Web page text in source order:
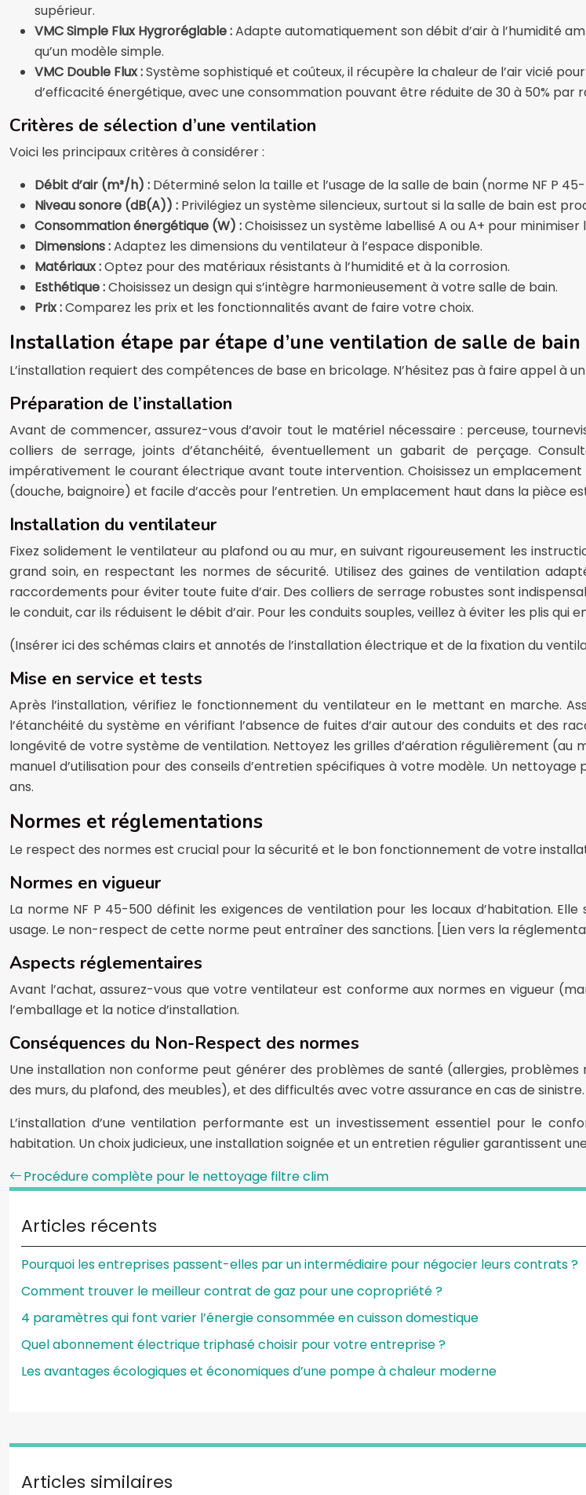
supérieur.
VMC Simple Flux Hygroréglable :Adapte automatiquement son débit d’air à l’humidité
qu’un modèle simple.
VMC Double Flux :Système sophistiqué et coûteux, il récupère la chaleur de l’air vicié
d’efficacité énergétique, avec une consommation pouvant être réduite de 30 à 50% par
Critères de sélection d’une ventilation
Voici les principaux critères à considérer :
Débit d’air (m³/h) : Déterminé selon la taille et l’usage de la salle de bain (norme NF P
Niveau sonore (dB(A)) : Privilégiez un système silencieux, surtout si la salle de bain est
Consommation énergétique (W) :Choisissez un système labellisé A ou A+ pour
Dimensions :Adaptez les dimensions du ventilateur à l’espace disponible.
Matériaux :Optez pour des matériaux résistants à l’humidité et à la corrosion.
Esthétique :Choisissez un design qui s’intègre harmonieusement à votre salle de bain.
Prix :Comparez les prix et les fonctionnalités avant de faire votre choix.
Installation étape par étape d’une ventilation de salle de bain
L’installation requiert des compétences de base en bricolage. N’hésitez pas à faire appel à
Préparation de l’installation
Avant de commencer, assurez-vous d’avoir tout le matériel nécessaire : perceuse,
colliers de serrage, joints d’étanchéité, éventuellement un gabarit de perçage.
impérativement le courant électrique avant toute intervention. Choisissez un
(douche, baignoire) et facile d’accès pour l’entretien. Un emplacement haut dans la pièce
Installation du ventilateur
Fixez solidement le ventilateur au plafond ou au mur, en suivant rigoureusement les
grand soin, en respectant les normes de sécurité. Utilisez des gaines de ventilation
raccordements pour éviter toute fuite d’air. Des colliers de serrage robustes sont
le conduit, car ils réduisent le débit d’air. Pour les conduits souples, veillez à éviter les plis qui
(Insérer ici des schémas clairs et annotés de l’installation électrique et de la fixation du
Mise en service et tests
Après l’installation, vérifiez le fonctionnement du ventilateur en le mettant en marche.
l’étanchéité du système en vérifiant l’absence de fuites d’air autour des conduits et des
longévité de votre système de ventilation. Nettoyez les grilles d’aération régulièrement (au
manuel d’utilisation pour des conseils d’entretien spécifiques à votre modèle. Un
ans.
Normes et réglementations
Le respect des normes est crucial pour la sécurité et le bon fonctionnement de votre
Normes en vigueur
La norme NF P 45-500 définit les exigences de ventilation pour les locaux d’habitation.
usage. Le non-respect de cette norme peut entraîner des sanctions. [Lien vers la
Aspects réglementaires
Avant l’achat, assurez-vous que votre ventilateur est conforme aux normes en vigueur
l’emballage et la notice d’installation.
Conséquences du Non-Respect des normes
Une installation non conforme peut générer des problèmes de santé (allergies,
des murs, du plafond, des meubles), et des difficultés avec votre assurance en cas de
L’installation d’une ventilation performante est un investissement essentiel pour le
habitation. Un choix judicieux, une installation soignée et un entretien régulier garantissent
Procédure complète pour le nettoyage filtre clim
Articles récents
Pourquoi les entreprises passent-elles par un intermédiaire pour négocier leurs contrats ?
Comment trouver le meilleur contrat de gaz pour une copropriété ?
4 paramètres qui font varier l’énergie consommée en cuisson domestique
Quel abonnement électrique triphasé choisir pour votre entreprise ?
Les avantages écologiques et économiques d’une pompe à chaleur moderne
Articles similaires